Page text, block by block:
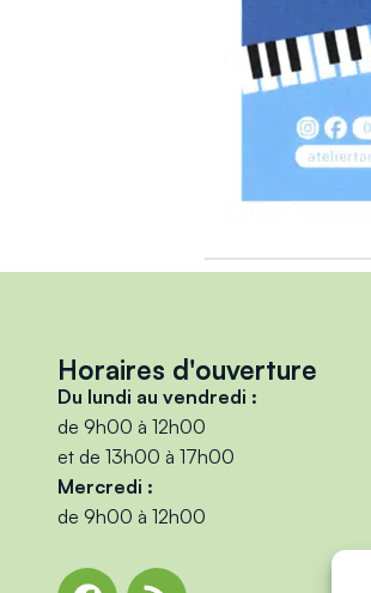
Horaires d'ouverture
Du lundi au vendredi :
de 9h00 à 12h00
et de 13h00 à 17h00
Mercredi :
de 9h00 à 12h00